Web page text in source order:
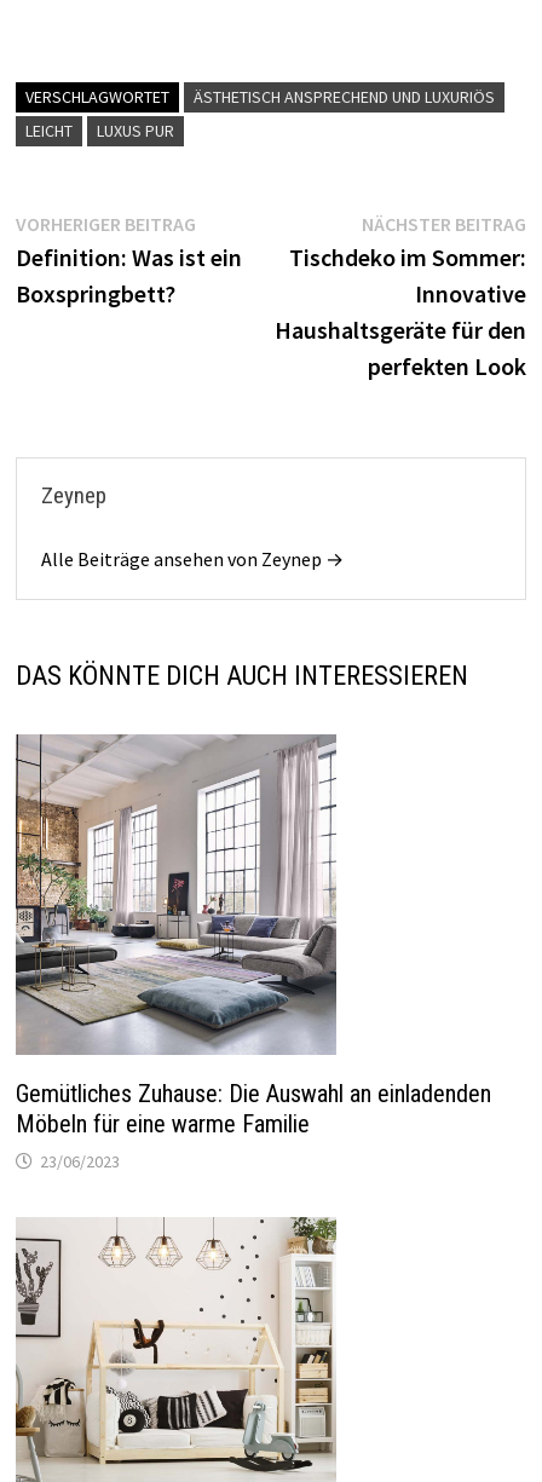
VERSCHLAGWORTET
ÄSTHETISCH ANSPRECHEND UND LUXURIÖS
LEICHT
LUXUS PUR
Beitragsnavigation
VORHERIGER BEITRAGVorheriger
Beitrag:
Definition: Was ist ein
Boxspringbett?
NÄCHSTER BEITRAG
Tischdeko im Sommer:
Innovative
Haushaltsgeräte für den
perfekten Look
Zeynep
Alle Beiträge ansehen von Zeynep →
DAS KÖNNTE DICH AUCH INTERESSIEREN
Gemütliches Zuhause: Die Auswahl an einladenden
Möbeln für eine warme Familie
23/06/2023